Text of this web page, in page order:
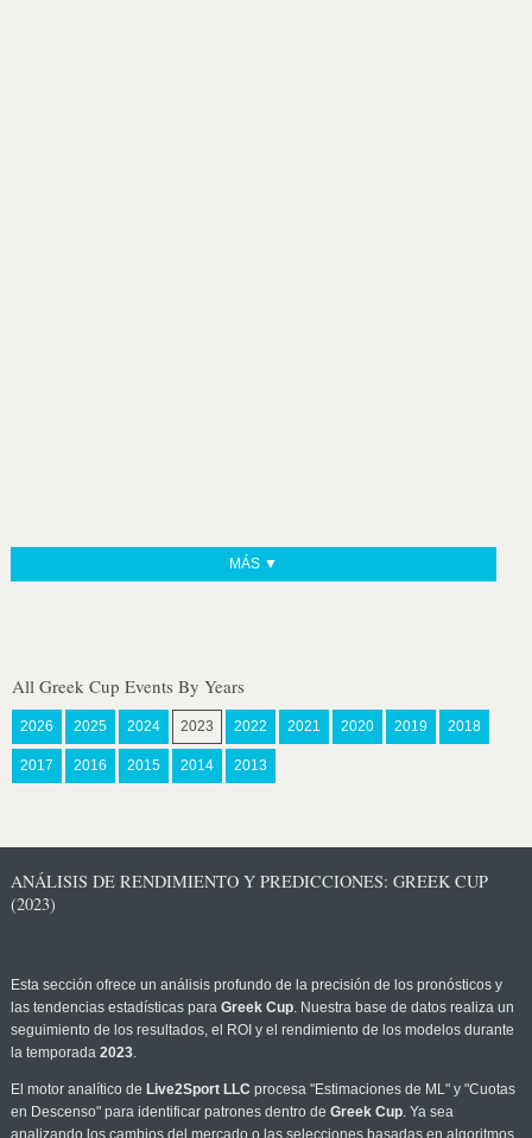
MÁS ▼
All Greek Cup Events By Years
2026 2025 2024 2023 2022 2021 2020 2019 2018
2017 2016 2015 2014 2013
ANÁLISIS DE RENDIMIENTO Y PREDICCIONES: GREEK CUP
(2023)
Esta sección ofrece un análisis profundo de la precisión de los pronósticos y
las tendencias estadísticas para Greek Cup. Nuestra base de datos realiza un
seguimiento de los resultados, el ROI y el rendimiento de los modelos durante
la temporada 2023.
El motor analítico de Live2Sport LLC procesa "Estimaciones de ML" y "Cuotas
en Descenso" para identificar patrones dentro de Greek Cup. Ya sea
analizando los cambios del mercado o las selecciones basadas en algoritmos,